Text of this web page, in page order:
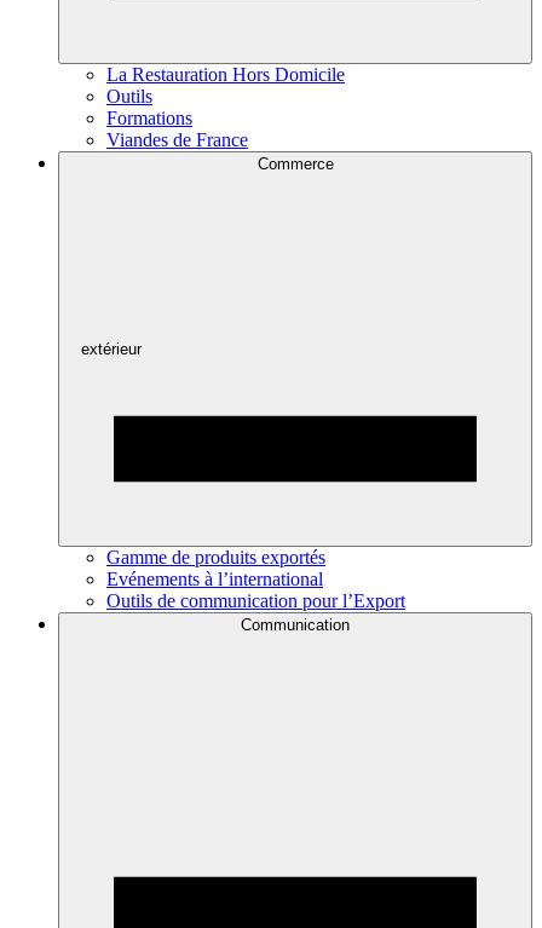
La Restauration Hors Domicile
Outils
Formations
Viandes de France
Commerce
extérieur
Gamme de produits exportés
Evénements à l’international
Outils de communication pour l’Export
Communication